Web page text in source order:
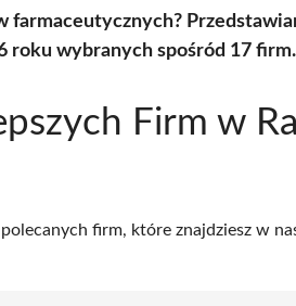
farmaceutycznych?
roku wybranych spośród 17 firm.
Firm w
firm, które znajdziesz w